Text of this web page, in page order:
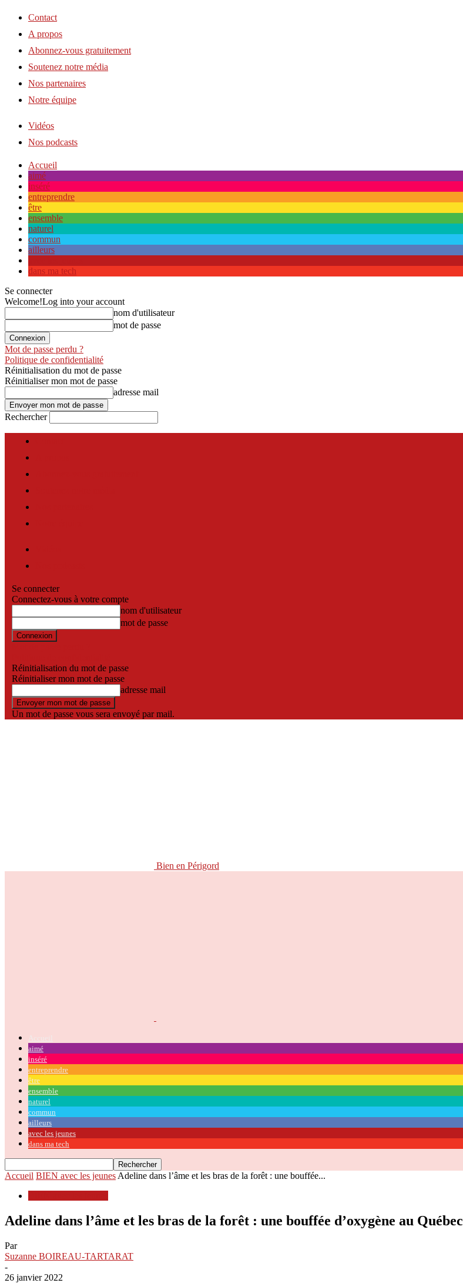
Contact
A propos
Abonnez-vous gratuitement
Soutenez notre média
Nos partenaires
Notre équipe
Vidéos
Nos podcasts
Accueil
aimé
inséré
entreprendre
être
ensemble
naturel
commun
ailleurs
dans ma tech
Se connecter
Welcome!Log into your account
nom d'utilisateur
mot de passe
Mot de passe perdu ?
Politique de confidentialité
Réinitialisation du mot de passe
Réinitialiser mon mot de passe
adresse mail
Rechercher
Se connecter
Connectez-vous à votre compte
nom d'utilisateur
mot de passe
Réinitialisation du mot de passe
Réinitialiser mon mot de passe
adresse mail
Un mot de passe vous sera envoyé par mail.
Bien en Périgord
aimé
inséré
entreprendre
être
ensemble
naturel
commun
ailleurs
avec les jeunes
dans ma tech
Accueil BIEN avec les jeunes Adeline dans l’âme et les bras de la forêt : une bouffée...
Adeline dans l’âme et les bras de la forêt : une bouffée d’oxygène au Québec
Par
Suzanne BOIREAU-TARTARAT
-
26 janvier 2022